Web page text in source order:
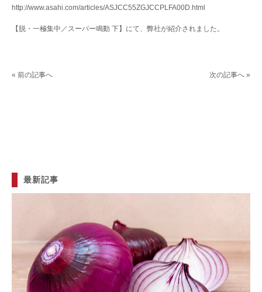
http://www.asahi.com/articles/ASJCC55ZGJCCPLFA00D.html
【脱・一極集中／スーパー鳴動 下】にて、弊社が紹介されました。
次の記事へ »
« 前の記事へ
最新記事